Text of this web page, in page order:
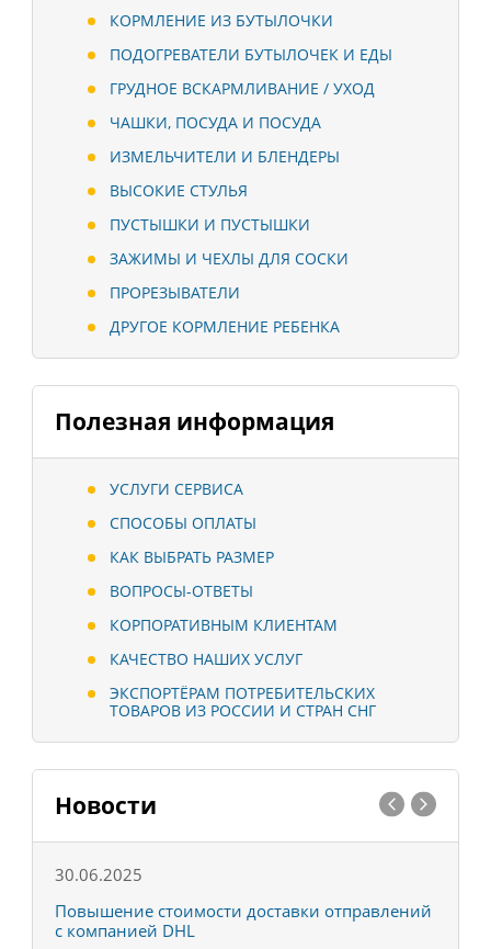
КОРМЛЕНИЕ ИЗ БУТЫЛОЧКИ
ПОДОГРЕВАТЕЛИ БУТЫЛОЧЕК И ЕДЫ
ГРУДНОЕ ВСКАРМЛИВАНИЕ / УХОД
ЧАШКИ, ПОСУДА И ПОСУДА
ИЗМЕЛЬЧИТЕЛИ И БЛЕНДЕРЫ
ВЫСОКИЕ СТУЛЬЯ
ПУСТЫШКИ И ПУСТЫШКИ
ЗАЖИМЫ И ЧЕХЛЫ ДЛЯ СОСКИ
ПРОРЕЗЫВАТЕЛИ
ДРУГОЕ КОРМЛЕНИЕ РЕБЕНКА
Полезная информация
УСЛУГИ СЕРВИСА
СПОСОБЫ ОПЛАТЫ
КАК ВЫБРАТЬ РАЗМЕР
ВОПРОСЫ-ОТВЕТЫ
КОРПОРАТИВНЫМ КЛИЕНТАМ
КАЧЕСТВО НАШИХ УСЛУГ
ЭКСПОРТЁРАМ ПОТРЕБИТЕЛЬСКИХ
ТОВАРОВ ИЗ РОССИИ И СТРАН СНГ
Новости
30.06.2025
Повышение стоимости доставки отправлений
с компанией DHL